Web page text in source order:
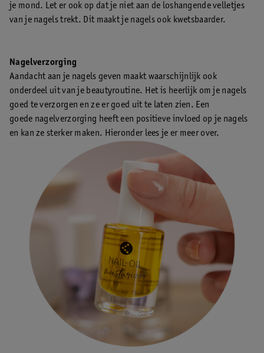
je mond. Let er ook op dat je niet aan de loshangende velletjes
van je nagels trekt. Dit maakt je nagels ook kwetsbaarder.
Nagelverzorging
Aandacht aan je nagels geven maakt waarschijnlijk ook
onderdeel uit van je beautyroutine. Het is heerlijk om je nagels
goed te verzorgen en ze er goed uit te laten zien. Een
goede nagelverzorging heeft een positieve invloed op je nagels
en kan ze sterker maken. Hieronder lees je er meer over.